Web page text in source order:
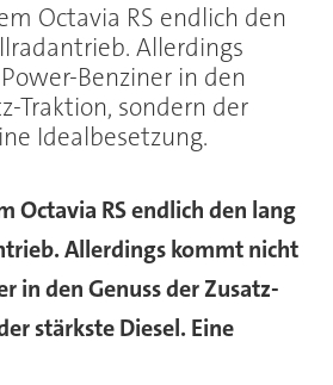
Octavia RS endlich den
Allerdings
Benziner in den
Traktion, sondern der
Idealbesetzung.
Octavia RS endlich den lang
Allerdings kommt nicht
in den Genuss der Zusatz-
stärkste Diesel. Eine